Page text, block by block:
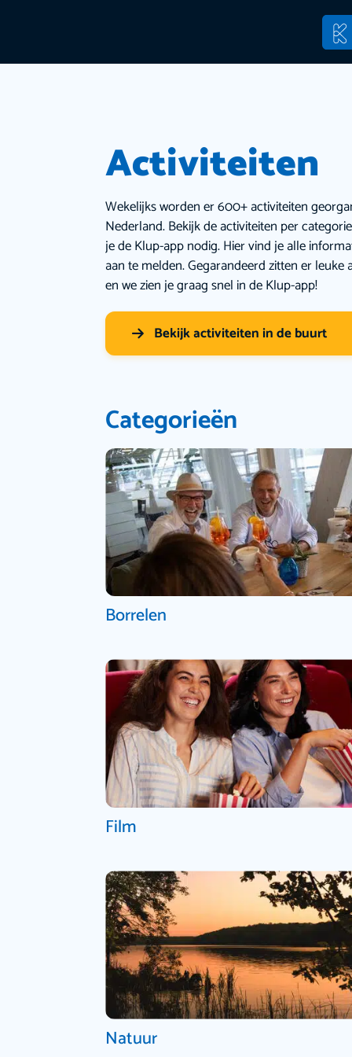
Activiteiten
Wekelijks worden er 600+ activiteiten
Nederland. Bekijk de activiteiten per
je de Klup-app nodig. Hier vind je alle
aan te melden. Gegarandeerd zitten er
en we zien je graag snel in de Klup-app!
Bekijk activiteiten in de buurt
Categorieën
Borrelen
Film
Natuur